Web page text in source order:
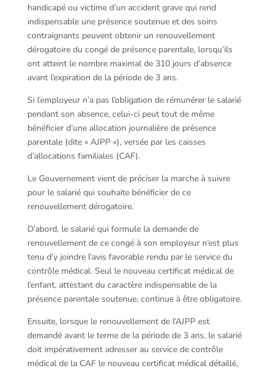
handicapé ou victime d’un accident grave qui rend
indispensable une présence soutenue et des soins
contraignants peuvent obtenir un renouvellement
dérogatoire du congé de présence parentale, lorsqu’ils
ont atteint le nombre maximal de 310 jours d’absence
avant l’expiration de la période de 3 ans.
Si l’employeur n’a pas l’obligation de rémunérer le salarié
pendant son absence, celui-ci peut tout de même
bénéficier d’une allocation journalière de présence
parentale (dite « AJPP »), versée par les caisses
d’allocations familiales (CAF).
Le Gouvernement vient de préciser la marche à suivre
pour le salarié qui souhaite bénéficier de ce
renouvellement dérogatoire.
D’abord, le salarié qui formule la demande de
renouvellement de ce congé à son employeur n’est plus
tenu d’y joindre l’avis favorable rendu par le service du
contrôle médical. Seul le nouveau certificat médical de
l’enfant, attestant du caractère indispensable de la
présence parentale soutenue, continue à être obligatoire.
Ensuite, lorsque le renouvellement de l’AJPP est
demandé avant le terme de la période de 3 ans, le salarié
doit impérativement adresser au service de contrôle
médical de la CAF le nouveau certificat médical détaillé,